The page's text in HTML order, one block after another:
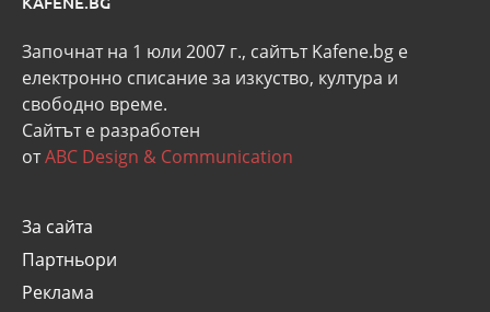
Започнат на 1 юли 2007 г., сайтът Kafene.bg e
eлектронно списание за изкуство, култура и
свободно време.
Сайтът е разработен
отABC Design & Communication
За сайта
Партньори
Реклама